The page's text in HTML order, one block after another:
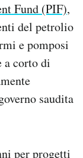
Fund (PIF),
del petrolio
e pomposi
a corto di
saudita
per progetti